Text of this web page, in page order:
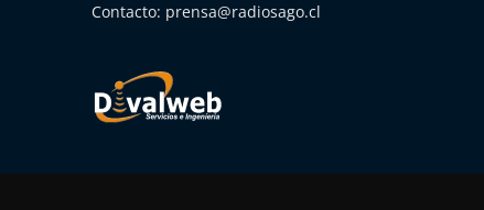
Contacto: prensa@radiosago.cl